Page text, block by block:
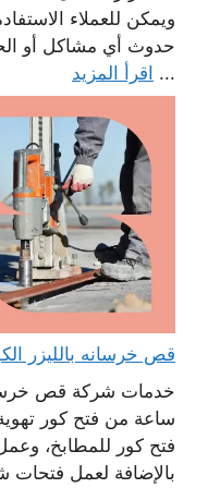
ويمكن للعملاء
حدوث أي مشاكل أو
... اقرأ المزيد
قص خرسانه بالليزر الكويت 65932555 فتح
ساعة من فتح كور
فتح كور للمطابخ،
بالإضافة لعمل فتحات